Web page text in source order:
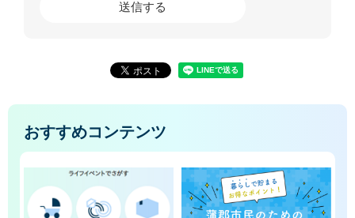
おすすめコンテンツ